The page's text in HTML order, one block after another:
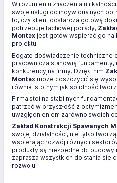
W rozumieniu znaczenia
swoje usługi do indywidualnych
to, czy klient dostarcza gotową
potrzebuje fachowej porady,
Montex jest gotów wspierać go na
projektu.
Bogate doświadczenie techniczne
pracownicza stanowią
konkurencyjna firmy. Dzięki nim
Montex może poszczycić się
równie istotnym jak solidność
Firma stoi na stabilnych
patrzeć w przyszłość z
uwzględnieniem zarówno swoich
Zakład Konstrukcji Spawanych
swojej działalności, nie tylko
wspierając rozwój różnych
produkty są niezbędne do budowy
zaprasza wszystkich do stania się
rozwoju.